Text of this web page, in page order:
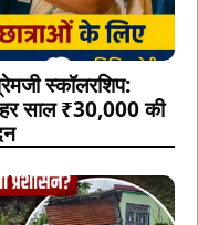
स्कॉलरशिप:
साल ₹30,000 की